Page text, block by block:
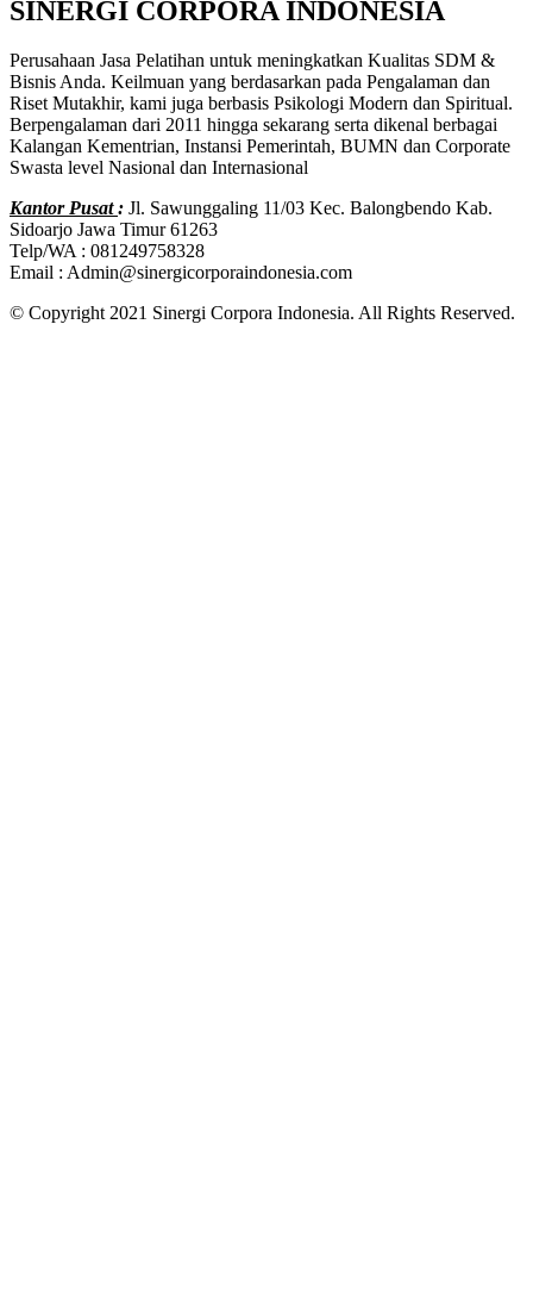
SINERGI CORPORA INDONESIA
Perusahaan Jasa Pelatihan untuk meningkatkan Kualitas SDM &
Bisnis Anda. Keilmuan yang berdasarkan pada Pengalaman dan
Riset Mutakhir, kami juga berbasis Psikologi Modern dan Spiritual.
Berpengalaman dari 2011 hingga sekarang serta dikenal berbagai
Kalangan Kementrian, Instansi Pemerintah, BUMN dan Corporate
Swasta level Nasional dan Internasional
Kantor Pusat: Jl. Sawunggaling 11/03 Kec. Balongbendo Kab.
Sidoarjo Jawa Timur 61263
Telp/WA : 081249758328
Email : Admin@sinergicorporaindonesia.com
© Copyright 2021 Sinergi Corpora Indonesia. All Rights Reserved.